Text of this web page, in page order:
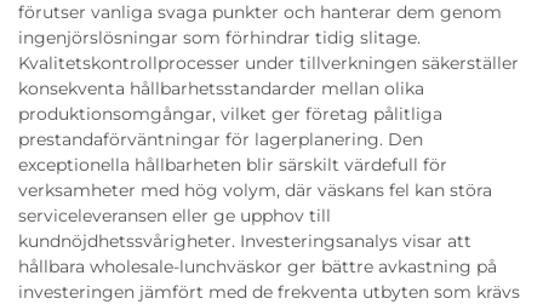
förutser vanliga svaga punkter och hanterar dem genom
ingenjörslösningar som förhindrar tidig slitage.
Kvalitetskontrollprocesser under tillverkningen säkerställer
konsekventa hållbarhetsstandarder mellan olika
produktionsomgångar, vilket ger företag pålitliga
prestandaförväntningar för lagerplanering. Den
exceptionella hållbarheten blir särskilt värdefull för
verksamheter med hög volym, där väskans fel kan störa
serviceleveransen eller ge upphov till
kundnöjdhetssvårigheter. Investeringsanalys visar att
hållbara wholesale-lunchväskor ger bättre avkastning på
investeringen jämfört med de frekventa utbyten som krävs